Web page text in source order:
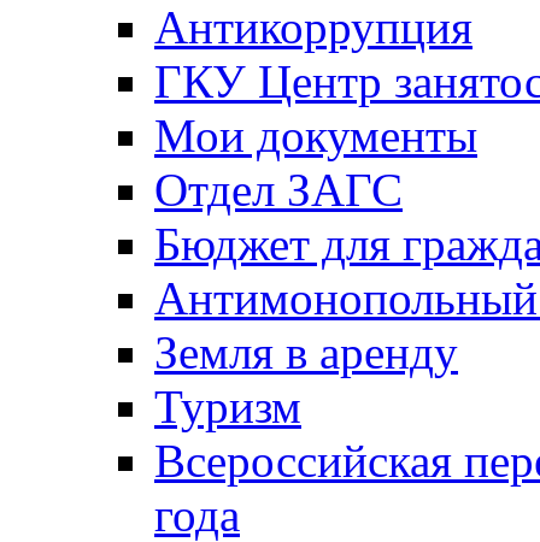
Антикоррупция
ГКУ Центр
Мои документы
Отдел ЗАГС
Бюджет для
Антимонопольный
Земля в аренду
Туризм
Всероссийская
года